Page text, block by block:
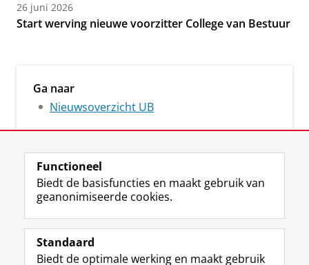
26 juni 2026
Start werving nieuwe voorzitter College van Bestuur
Ga naar
Nieuwsoverzicht UB
Volg ons op
M
a
t
I
n
t
Functioneel
Biedt de basisfuncties en maakt gebruik van
geanonimiseerde cookies.
Standaard
Biedt de optimale werking en maakt gebruik